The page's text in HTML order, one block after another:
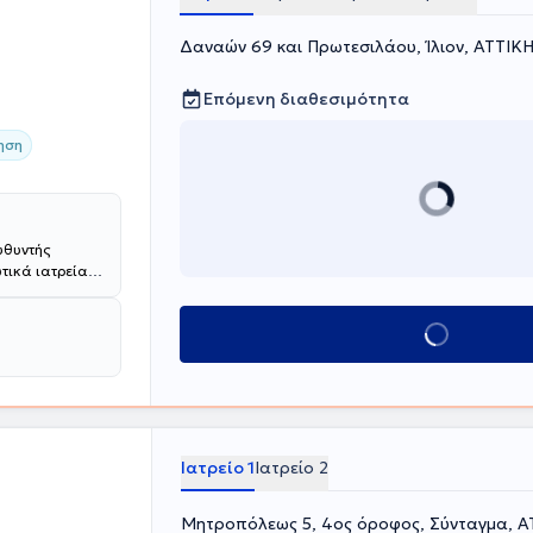
ιατρεία
των
σε πολλές
Δαναών 69 και Πρωτεσιλάου, Ίλιον, ΑΤΤΙΚΗ
Επόμενη διαθεσιμότητα
Κλείσε ραντεβού
Ιατρείο 1Ιατρείο 2
Μητροπόλεως 5, 4ος όροφος, Σύνταγμα,